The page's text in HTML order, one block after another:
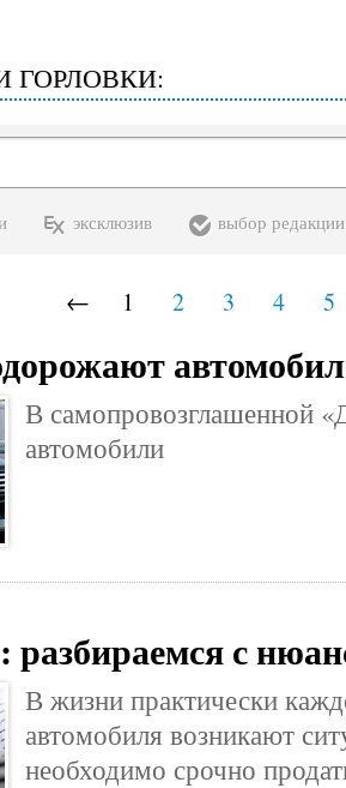
ГОРЛОВКИ:
эксклюзив выбор редакции
← 1 2 3 4 5
В самопровозглашенной
автомобили
с
В жизни практически
автомобиля возникают
необходимо срочно